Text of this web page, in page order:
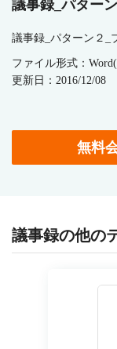
議事録_パター
議事録_パターン２_
ファイル形式：
更新日：2016/12/08
無料
議事録の他の